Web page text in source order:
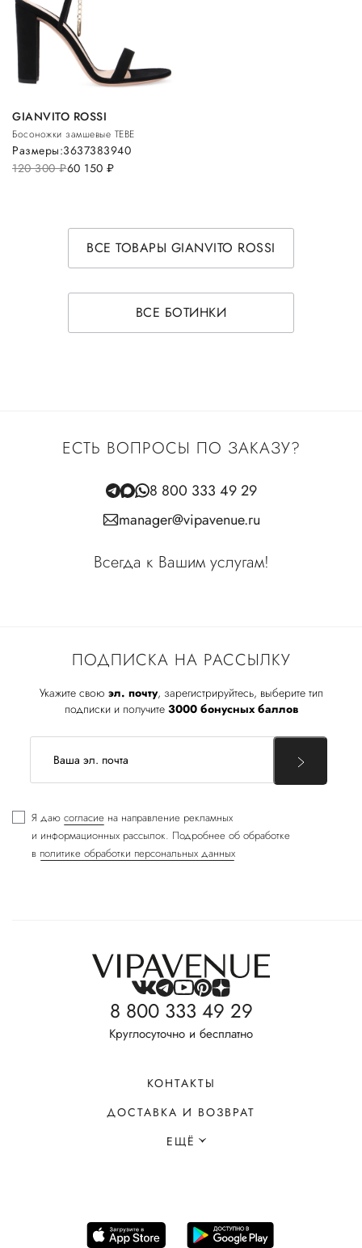
GIANVITO ROSSI
Босоножки замшевые TEBE
120 300руб.60 150 руб.
Размеры:3637383940
ВСЕ ТОВАРЫ GIANVITO ROSSI
ВСЕ БОТИНКИ
ПОДПИСКА НА РАССЫЛКУ
Укажите свою эл. почту, зарегистрируйтесь, выберите тип
подписки и получите 3000 бонусных баллов
Я даю согласие на направление рекламных
и информационных рассылок. Подробнее об обработке
в политике обработки персональных данных
ЕСТЬ ВОПРОСЫ ПО ЗАКАЗУ?
8 800 333 49 29
manager@vipavenue.ru
Всегда к Вашим услугам!
8 800 333 49 29
Круглосуточно и бесплатно
КОНТАКТЫ
ДОСТАВКА И ВОЗВРАТ
ЕЩЁ